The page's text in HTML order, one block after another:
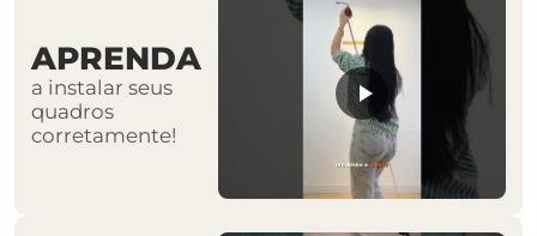
APRENDA
a instalar seus
quadros
corretamente!